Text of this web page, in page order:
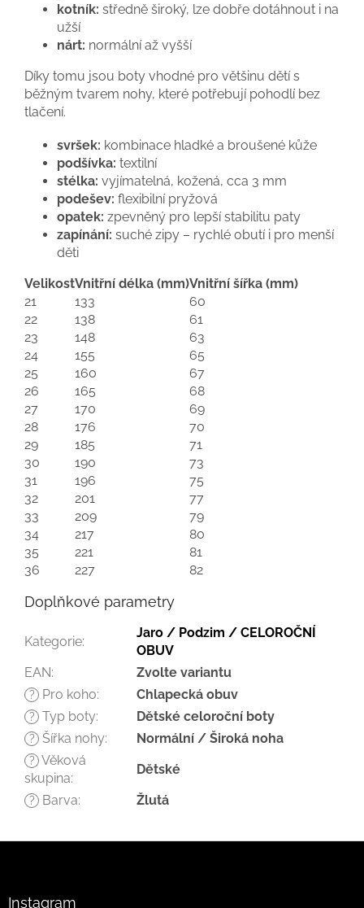
kotník: středně široký, lze dobře dotáhnout i na
užší
nárt: normální až vyšší
Díky tomu jsou boty vhodné pro většinu dětí s
běžným tvarem nohy, které potřebují pohodlí bez
tlačení.
svršek: kombinace hladké a broušené kůže
podšívka: textilní
stélka: vyjímatelná, kožená, cca 3 mm
podešev: flexibilní pryžová
opatek: zpevněný pro lepší stabilitu paty
zapínání: suché zipy – rychlé obutí i pro menší
děti
VelikostVnitřní délka (mm)Vnitřní šířka (mm)
21
133
60
22
138
61
23
148
63
24
155
65
25
160
67
26
165
68
27
170
69
28
176
70
29
185
71
30
190
73
31
196
75
32
201
77
33
209
79
34
217
80
35
221
81
36
227 82
Doplňkové parametry
Kategorie:
Jaro / Podzim / CELOROČNÍ
OBUV
EAN: Zvolte variantu
? Pro koho: Chlapecká obuv
? Typ boty: Dětské celoroční boty
? Šířka nohy: Normální / Široká noha
? Věková
skupina:
Dětské
? Barva: Žlutá
Instagram